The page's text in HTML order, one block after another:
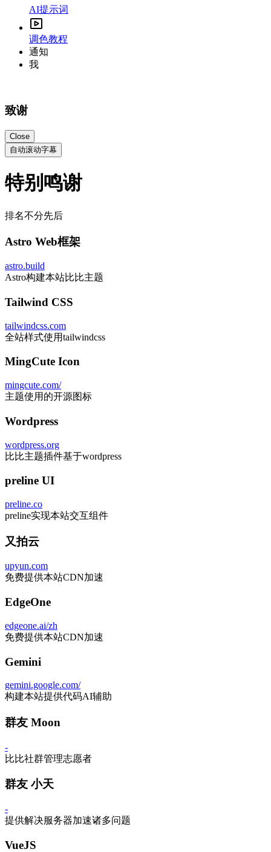
AI提示词
调色教程
通知
我
致谢
Close
自动滚动字幕
特别鸣谢
排名不分先后
Astro Web框架
astro.build
Astro构建本站比比主题
Tailwind CSS
tailwindcss.com
全站样式使用tailwindcss
MingCute Icon
mingcute.com/
主题使用的开源图标
Wordpress
wordpress.org
比比主题插件基于wordpress
preline UI
preline.co
preline实现本站交互组件
又拍云
upyun.com
免费提供本站CDN加速
EdgeOne
edgeone.ai/zh
免费提供本站CDN加速
Gemini
gemini.google.com/
构建本站提供代码AI辅助
群友 Moon
-
比比社群管理志愿者
群友 小天
-
提供解决服务器加速诸多问题
VueJS